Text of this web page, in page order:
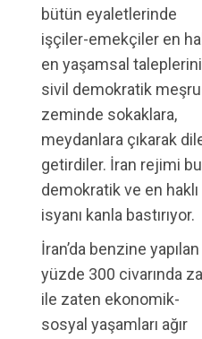
bütün eyaletlerinde
işçiler-emekçiler en
en yaşamsal taleplerini
sivil demokratik meşru
zeminde sokaklara,
meydanlara çıkarak
getirdiler. İran rejimi bu
demokratik ve en haklı
isyanı kanla bastırıyor.
İran’da benzine yapılan
yüzde 300 civarında
ile zaten ekonomik-
sosyal yaşamları ağır